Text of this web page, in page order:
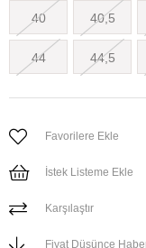
40 40,5
44 44,5
Favorilere Ekle
İstek Listeme Ekle
Karşılaştır
Fiyat Düşünce